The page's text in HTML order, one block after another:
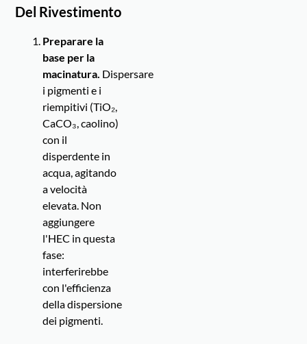
Del Rivestimento
Preparare la
base per la
macinatura. Dispersare
i pigmenti e i
riempitivi (TiO₂,
CaCO₃, caolino)
con il
disperdente in
acqua, agitando
a velocità
elevata. Non
aggiungere
l'HEC in questa
fase:
interferirebbe
con l'efficienza
della dispersione
dei pigmenti.